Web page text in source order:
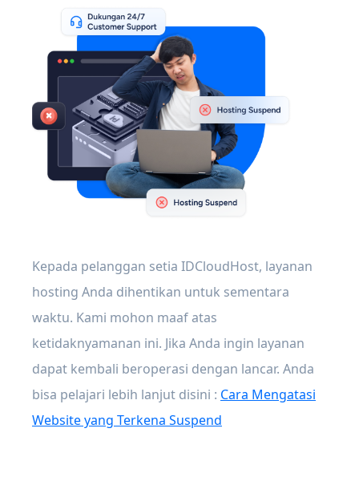
Kepada pelanggan setia IDCloudHost, layanan
hosting Anda dihentikan untuk sementara
waktu. Kami mohon maaf atas
ketidaknyamanan ini. Jika Anda ingin layanan
dapat kembali beroperasi dengan lancar. Anda
bisa pelajari lebih lanjut disini : Cara Mengatasi
Website yang Terkena Suspend